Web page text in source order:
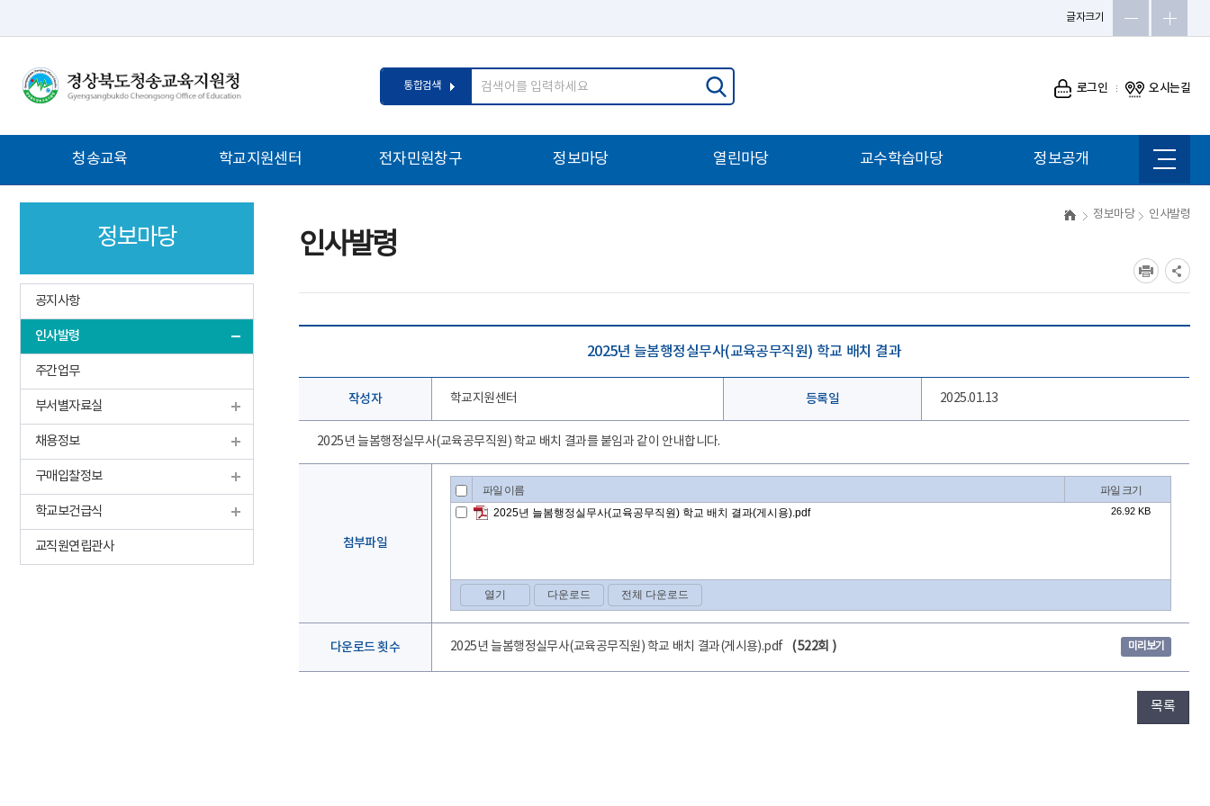
글자크기
로그인 오시는길
통합검색
합
색
력
뉴
사이트
맵
청송교육 학교지원센터 전자민원창구 정보마당 열린마당 교수학습마당 정보공개
정보마당
공지사항
인사발령
주간업무
부서별자료실
채용정보
구매입찰정보
학교보건급식
교직원연립관사
정보마당 인사발령
인사발령
2025년 늘봄행정실무사(교육공무직원) 학교 배치 결과
작성자 학교지원센터 등록일 2025.01.13
2025년 늘봄행정실무사(교육공무직원) 학교 배치 결과를 붙임과 같이 안내합니다.
첨부파일
다운로드 횟수 2025년 늘봄행정실무사(교육공무직원) 학교 배치 결과(게시용).pdf ( 522회 ) 미리보기
목록